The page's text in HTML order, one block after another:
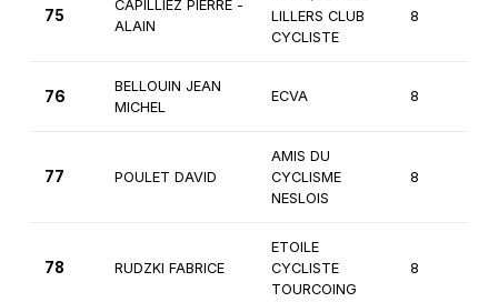
75
CAPILLIEZ PIERRE -
ALAIN
LILLERS CLUB
CYCLISTE
8
76
BELLOUIN JEAN
MICHEL
ECVA 8
77 POULET DAVID
AMIS DU
CYCLISME
NESLOIS
8
78 RUDZKI FABRICE
ETOILE
CYCLISTE
TOURCOING
8